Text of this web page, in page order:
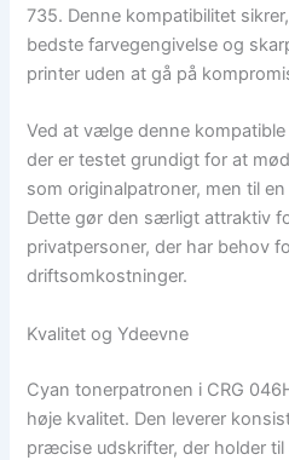
735. Denne kompatibilitet
bedste farvegengivelse og
printer uden at gå på
Ved at vælge denne
der er testet grundigt for at
som originalpatroner, men til
Dette gør den særligt attraktiv
privatpersoner, der har behov
driftsomkostninger.
Kvalitet og Ydeevne
Cyan tonerpatronen i CRG
høje kvalitet. Den leverer
præcise udskrifter, der holder